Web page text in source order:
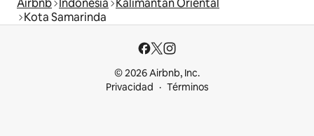
Airbnb Indonesia
Kalimantan Oriental
Kota Samarinda
© 2026 Airbnb, Inc.
Privacidad
Términos